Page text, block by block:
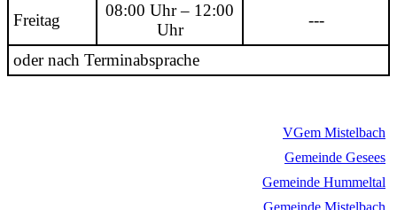
Freitag
08:00 Uhr – 12:00
Uhr
---
oder nach Terminabsprache
VGem Mistelbach
Gemeinde Gesees
Gemeinde Hummeltal